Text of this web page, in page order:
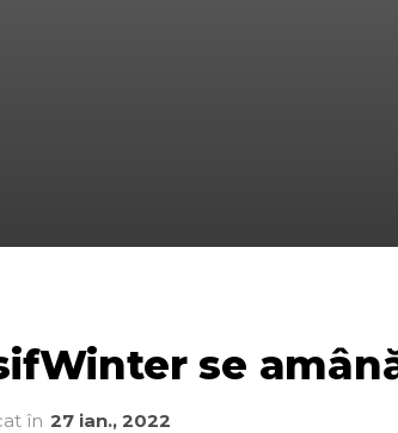
se
în 27 ian., 2022